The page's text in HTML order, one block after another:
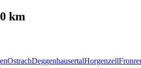
km
OstrachDeggenhausertalHorgenzell